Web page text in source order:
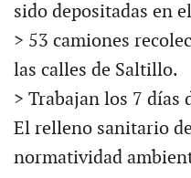
sido depositadas en
> 53 camiones
las calles de Saltillo.
> Trabajan los 7 días
El relleno sanitario
normatividad